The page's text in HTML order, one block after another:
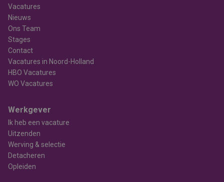
Vacatures
Nieuws
Ons Team
Stages
Contact
Vacatures in Noord-Holland
HBO Vacatures
WO Vacatures
Werkgever
Ik heb een vacature
Uitzenden
Werving & selectie
Detacheren
Opleiden